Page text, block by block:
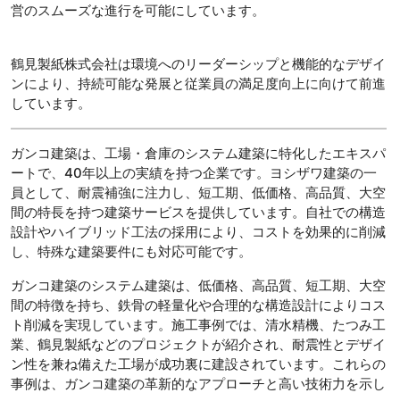
営のスムーズな進行を可能にしています。
鶴見製紙株式会社は環境へのリーダーシップと機能的なデザイ
ンにより、持続可能な発展と従業員の満足度向上に向けて前進
しています。
ガンコ建築は、工場・倉庫のシステム建築に特化したエキスパ
ートで、40年以上の実績を持つ企業です。ヨシザワ建築の一
員として、耐震補強に注力し、短工期、低価格、高品質、大空
間の特長を持つ建築サービスを提供しています。自社での構造
設計やハイブリッド工法の採用により、コストを効果的に削減
し、特殊な建築要件にも対応可能です。
ガンコ建築のシステム建築は、低価格、高品質、短工期、大空
間の特徴を持ち、鉄骨の軽量化や合理的な構造設計によりコス
ト削減を実現しています。施工事例では、清水精機、たつみ工
業、鶴見製紙などのプロジェクトが紹介され、耐震性とデザイ
ン性を兼ね備えた工場が成功裏に建設されています。これらの
事例は、ガンコ建築の革新的なアプローチと高い技術力を示し